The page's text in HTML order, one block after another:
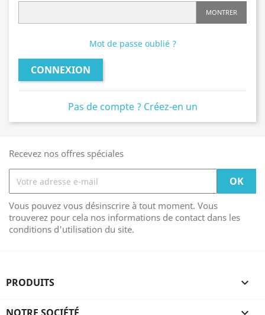
MONTRER
Mot de passe oublié ?
CONNEXION
Pas de compte ? Créez-en un
Recevez nos offres spéciales
Vous pouvez vous désinscrire à tout moment. Vous
trouverez pour cela nos informations de contact dans les
conditions d'utilisation du site.
PRODUITS 